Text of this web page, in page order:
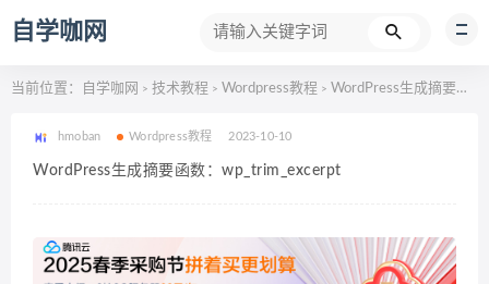
自学咖网
当前位置： 自学咖网 > 技术教程 > Wordpress教程 > WordPress生成摘要函数：wp_trim_excerpt
hmoban Wordpress教程 2023-10-10
WordPress生成摘要函数：wp_trim_excerpt